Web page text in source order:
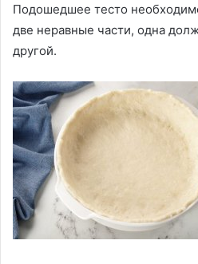
Подошедшее тесто
две неравные части, одна
другой.